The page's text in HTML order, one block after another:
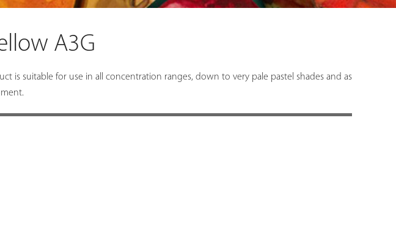
A3G
suitable for use in all concentration ranges, down to very pale pastel shades and as